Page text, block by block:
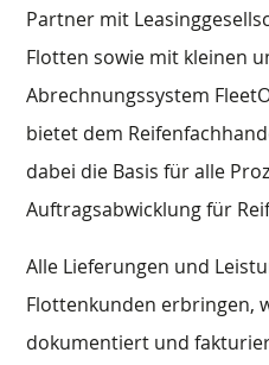
Partner mit
Flotten sowie mit kleinen
Abrechnungssystem
bietet dem
dabei die Basis für alle
Auftragsabwicklung für
Alle Lieferungen und
Flottenkunden erbringen,
dokumentiert und